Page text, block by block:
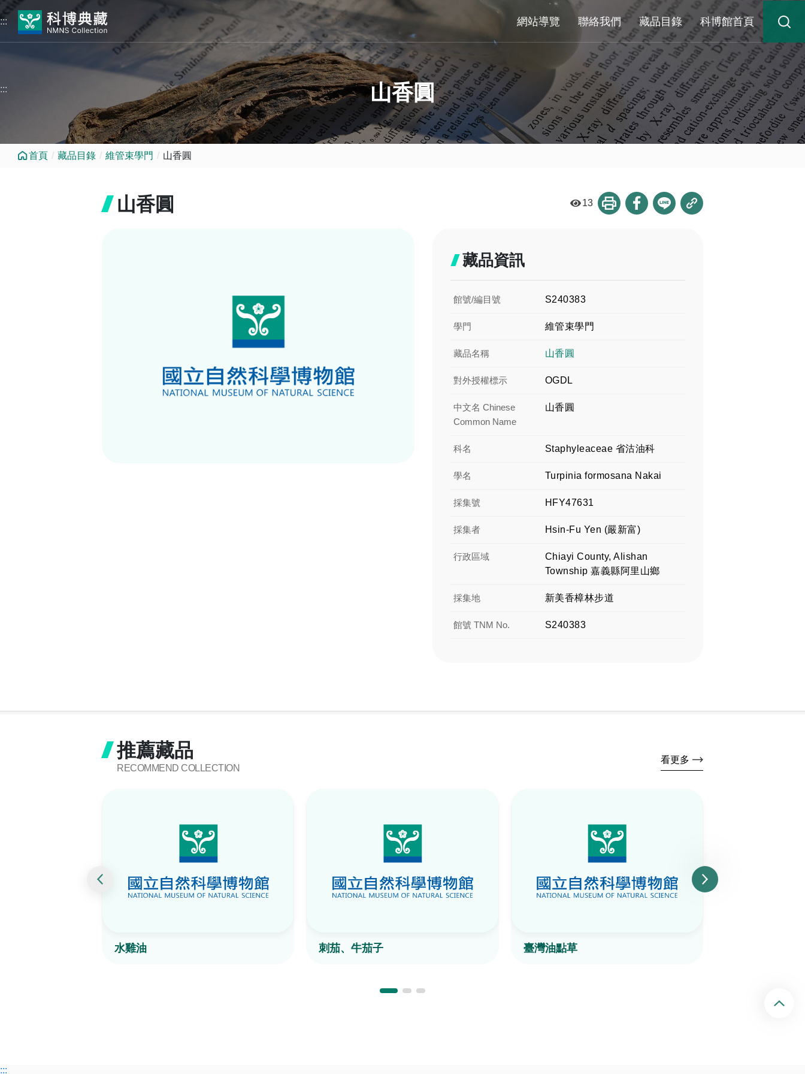
跳到中央內容區塊
:::
網站導覽 聯絡我們 藏品目錄 科博館首頁
山香圓
:::
首頁 藏品目錄 維管束學門 山香圓
山香圓 13
藏品資訊
館號/編目號 S240383
學門 維管束學門
藏品名稱 山香圓
對外授權標示 OGDL
中文名 Chinese
Common Name
山香圓
科名 Staphyleaceae 省沽油科
學名 Turpinia formosana Nakai
採集號 HFY47631
採集者 Hsin-Fu Yen (嚴新富)
行政區域
Chiayi County, Alishan
Township 嘉義縣阿里山鄉
採集地 新美香樟林步道
館號 TNM No. S240383
推薦藏品
RECOMMEND COLLECTION
看更多
水雞油 刺茄、牛茄子 臺灣油點草
:::
回頂端